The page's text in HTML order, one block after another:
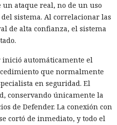
ataque real, no de un uso
sistema. Al correlacionar las
de alta confianza, el sistema
inició automáticamente el
que normalmente
en seguridad. El
conservando únicamente la
de Defender. La conexión con
cortó de inmediato, y todo el